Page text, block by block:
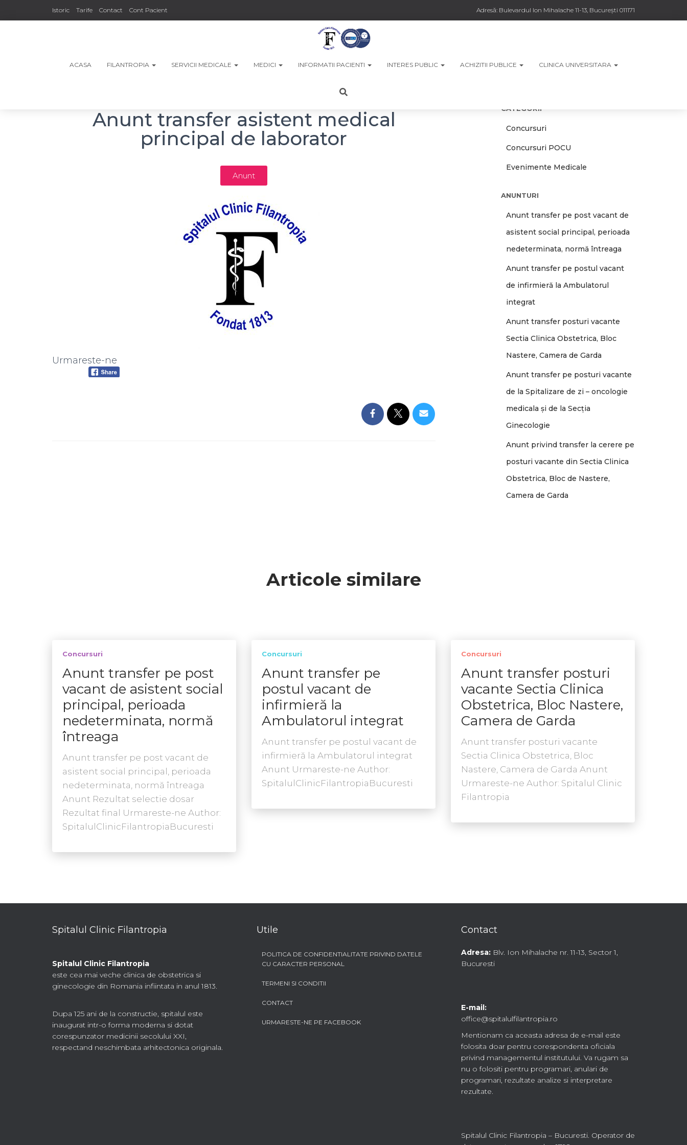
Adresă: Bulevardul Ion Mihalache 11-13, București 011171
Istoric Tarife Contact Cont Pacient
ACASA FILANTROPIA SERVICII MEDICALE MEDICI INFORMATII PACIENTI INTERES PUBLIC ACHIZITII PUBLICE CLINICA UNIVERSITARA
Anunt transfer asistent medical
principal de laborator
Anunt
Urmareste-ne
CATEGORII
Concursuri
Concursuri POCU
Evenimente Medicale
ANUNTURI
Anunt transfer pe post vacant de
asistent social principal, perioada
nedeterminata, normă întreaga
Anunt transfer pe postul vacant
de infirmieră la Ambulatorul
integrat
Anunt transfer posturi vacante
Sectia Clinica Obstetrica, Bloc
Nastere, Camera de Garda
Anunt transfer pe posturi vacante
de la Spitalizare de zi – oncologie
medicala și de la Secția
Ginecologie
Anunt privind transfer la cerere pe
posturi vacante din Sectia Clinica
Obstetrica, Bloc de Nastere,
Camera de Garda
Articole similare
Concursuri
Anunt transfer pe post
vacant de asistent social
principal, perioada
nedeterminata, normă
întreaga
Anunt transfer pe post vacant de
asistent social principal, perioada
nedeterminata, normă întreaga
Anunt Rezultat selectie dosar
Rezultat final Urmareste-ne Author:
SpitalulClinicFilantropiaBucuresti
Concursuri
Anunt transfer pe
postul vacant de
infirmieră la
Ambulatorul integrat
Anunt transfer pe postul vacant de
infirmieră la Ambulatorul integrat
Anunt Urmareste-ne Author:
SpitalulClinicFilantropiaBucuresti
Concursuri
Anunt transfer posturi
vacante Sectia Clinica
Obstetrica, Bloc Nastere,
Camera de Garda
Anunt transfer posturi vacante
Sectia Clinica Obstetrica, Bloc
Nastere, Camera de Garda Anunt
Urmareste-ne Author: Spitalul Clinic
Filantropia
Spitalul Clinic Filantropia
Spitalul Clinic Filantropia
este cea mai veche clinica de obstetrica si
ginecologie din Romania infiintata in anul 1813.
Dupa 125 ani de la constructie, spitalul este
inaugurat intr-o forma moderna si dotat
corespunzator medicinii secolului XXI,
respectand neschimbata arhitectonica originala.
Utile
POLITICA DE CONFIDENTIALITATE PRIVIND DATELE
CU CARACTER PERSONAL
TERMENI SI CONDITII
CONTACT
URMARESTE-NE PE FACEBOOK
Contact
Adresa: Blv. Ion Mihalache nr. 11-13, Sector 1,
Bucuresti
E-mail:
office@spitalulfilantropia.ro
Mentionam ca aceasta adresa de e-mail este
folosita doar pentru corespondenta oficiala
privind managementul institutului. Va rugam sa
nu o folositi pentru programari, anulari de
programari, rezultate analize si interpretare
rezultate.
Spitalul Clinic Filantropia – Bucuresti. Operator de